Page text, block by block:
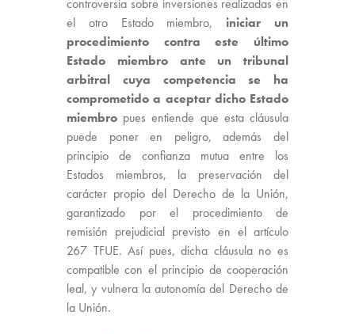
el otro Estado miembro, iniciar un
procedimiento contra este último
Estado miembro ante un tribunal
arbitral cuya competencia se ha
comprometido a aceptar dicho Estado
miembro pues entiende que esta cláusula
puede poner en peligro, además del
principio de confianza mutua entre los
Estados miembros, la preservación del
carácter propio del Derecho de la Unión,
garantizado por el procedimiento de
remisión prejudicial previsto en el artículo
267 TFUE. Así pues, dicha cláusula no es
compatible con el principio de cooperación
leal, y vulnera la autonomía del Derecho de
la Unión.